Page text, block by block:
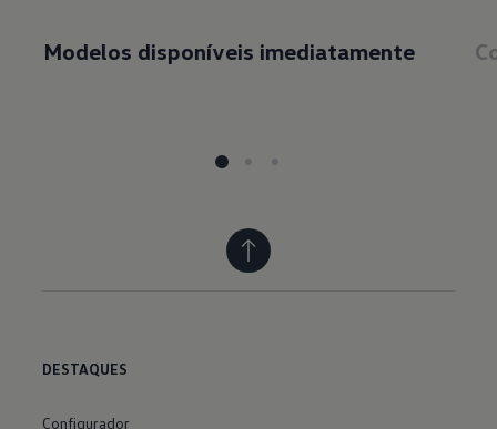
Modelos disponíveis imediatamente
DESTAQUES
Configurador